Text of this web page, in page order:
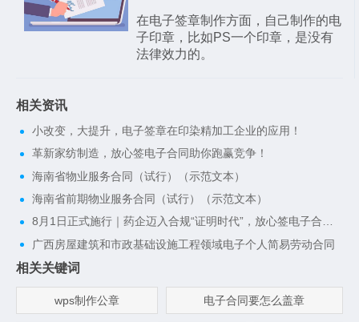
在电子签章制作方面，自己制作的电
子印章，比如PS一个印章，是没有
法律效力的。
相关资讯
小改变，大提升，电子签章在印染精加工企业的应用！
革新家纺制造，放心签电子合同助你跑赢竞争！
海南省物业服务合同（试行）（示范文本）
海南省前期物业服务合同（试行）（示范文本）
8月1日正式施行｜药企迈入合规“证明时代”，放心签电子合同一键搭建完整合规证据链
广西房屋建筑和市政基础设施工程领域电子个人简易劳动合同
相关关键词
wps制作公章 电子合同要怎么盖章